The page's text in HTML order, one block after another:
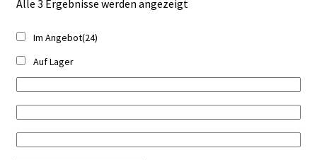
Alle 3 Ergebnisse werden angezeigt
Im Angebot(24)
Auf Lager